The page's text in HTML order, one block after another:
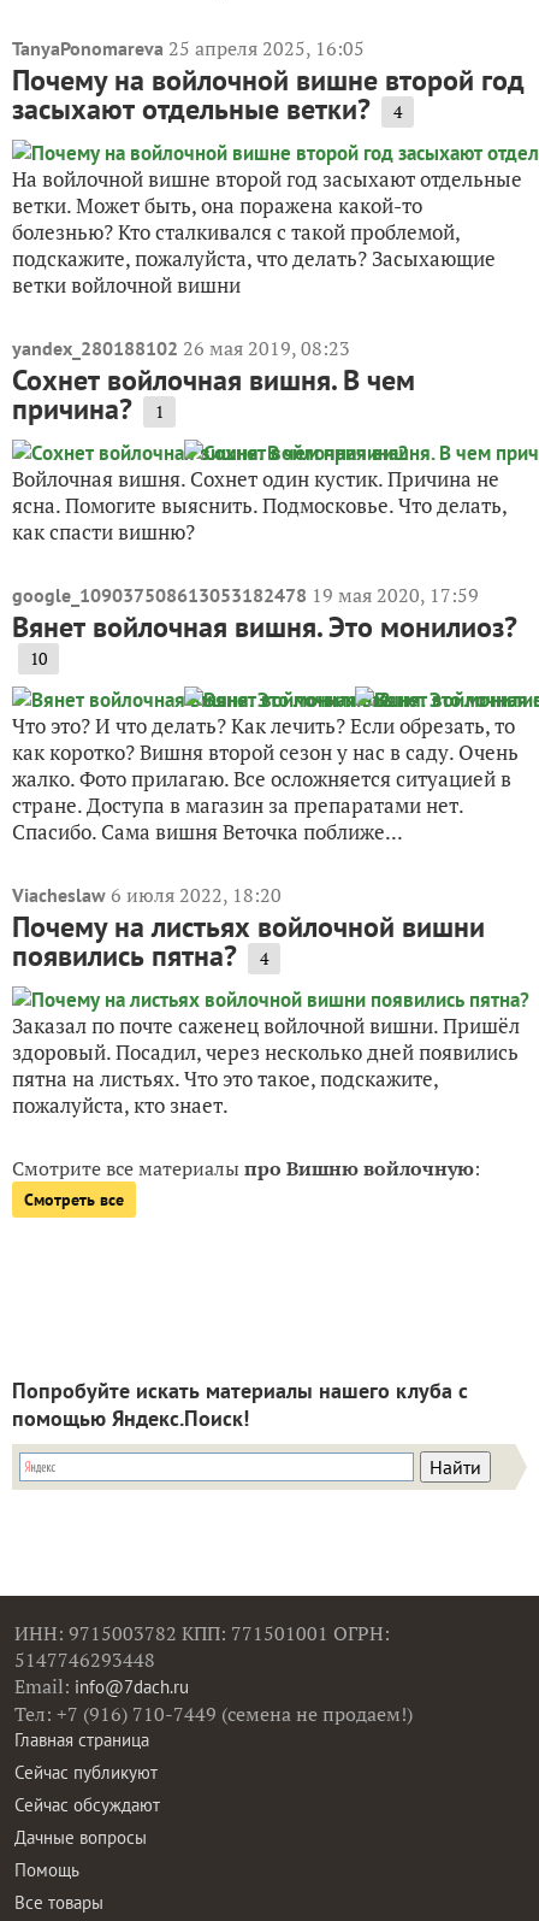
TanyaPonomareva 25 апреля 2025, 16:05
Почему на войлочной вишне второй год
засыхают отдельные ветки? 4
На войлочной вишне второй год засыхают отдельные
ветки. Может быть, она поражена какой-то
болезнью? Кто сталкивался с такой проблемой,
подскажите, пожалуйста, что делать? Засыхающие
ветки войлочной вишни
yandex_280188102 26 мая 2019, 08:23
Сохнет войлочная вишня. В чем
причина? 1
Войлочная вишня. Сохнет один кустик. Причина не
ясна. Помогите выяснить. Подмосковье. Что делать,
как спасти вишню?
google_109037508613053182478 19 мая 2020, 17:59
Вянет войлочная вишня. Это монилиоз?
10
Что это? И что делать? Как лечить? Если обрезать, то
как коротко? Вишня второй сезон у нас в саду. Очень
жалко. Фото прилагаю. Все осложняется ситуацией в
стране. Доступа в магазин за препаратами нет.
Спасибо. Сама вишня Веточка поближе...
Viacheslaw 6 июля 2022, 18:20
Почему на листьях войлочной вишни
появились пятна? 4
Заказал по почте саженец войлочной вишни. Пришёл
здоровый. Посадил, через несколько дней появились
пятна на листьях. Что это такое, подскажите,
пожалуйста, кто знает.
Смотрите все материалыпро Вишню войлочную:
Смотреть все
Попробуйте искать материалы нашего клуба с
помощью Яндекс.Поиск!
ИНН: 9715003782 КПП: 771501001 ОГРН:
5147746293448
Email: info@7dach.ru
Тел: +7 (916) 710-7449 (семена не продаем!)
Главная страница
Сейчас публикуют
Сейчас обсуждают
Дачные вопросы
Помощь
Все товары